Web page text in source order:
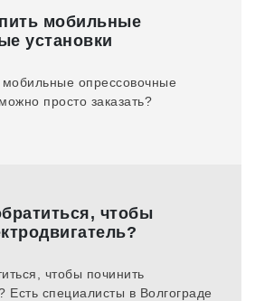
мобильные
установки
опрессовочные
просто заказать?
чтобы
чтобы починить
Есть специалисты в Волгограде